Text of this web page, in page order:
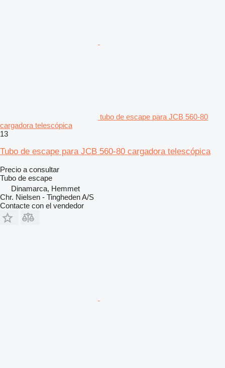
tubo de escape para JCB 560-80
cargadora telescópica
13
Tubo de escape para JCB 560-80 cargadora telescópica
Precio a consultar
Tubo de escape
Dinamarca, Hemmet
Chr. Nielsen - Tingheden A/S
Contacte con el vendedor